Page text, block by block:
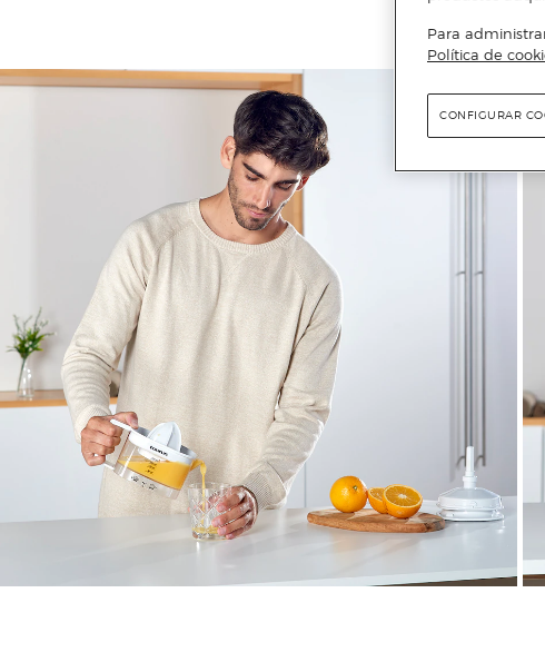
Para
Política de
CONFIGURAR